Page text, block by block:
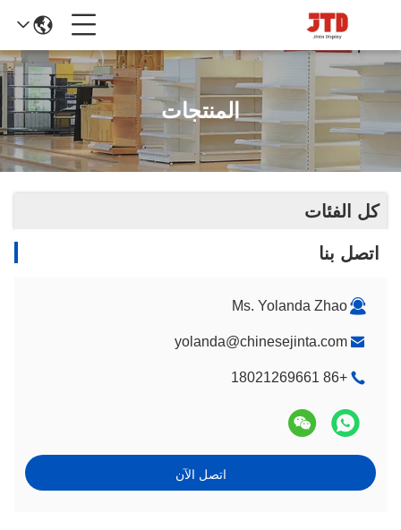
المنتجات
كل الفئات
اتصل بنا
Ms. Yolanda Zhao
yolanda@chinesejinta.com
+86 18021269661
اتصل الآن